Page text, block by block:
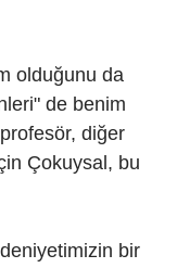
olduğunu da
de benim
diğer
Çokuysal, bu
bir